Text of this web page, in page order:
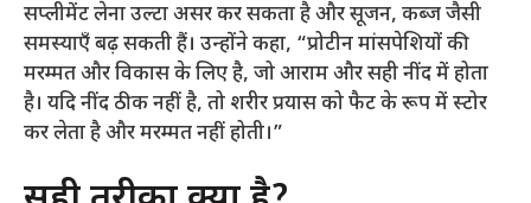
सप्लीमेंट लेना उल्टा असर कर सकता है और सूजन, कब्ज जैसी
समस्याएँ बढ़ सकती हैं। उन्होंने कहा, “प्रोटीन मांसपेशियों की
मरम्मत और विकास के लिए है, जो आराम और सही नींद में होता
है। यदि नींद ठीक नहीं है, तो शरीर प्रयास को फैट के रूप में स्टोर
कर लेता है और मरम्मत नहीं होती।”